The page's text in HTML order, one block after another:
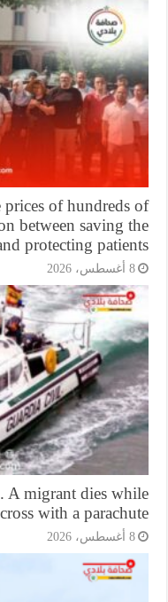
the prices of
between saving
and protecting
A migrant dies
to cross with a